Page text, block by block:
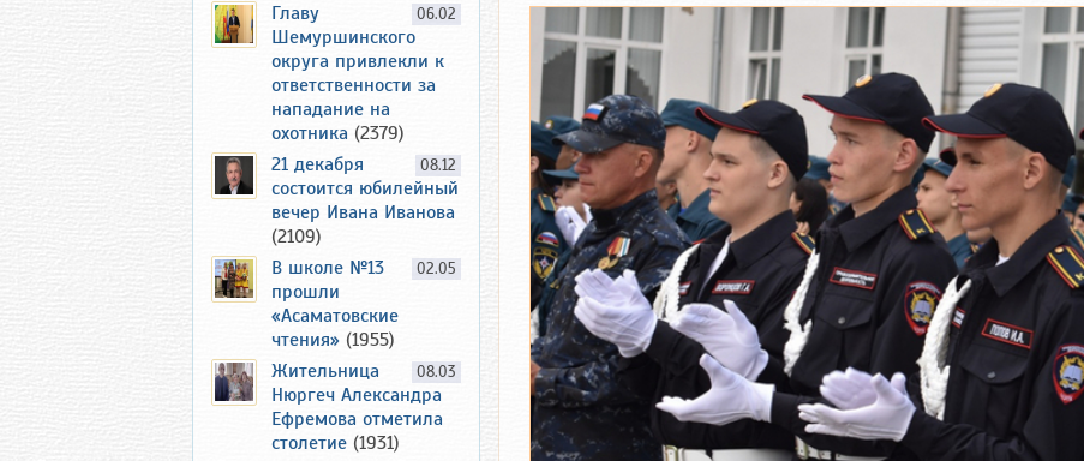
06.02
Главу
Шемуршинского
округа привлекли к
ответственности за
нападание на
охотника (2379)
08.12
21 декабря
состоится юбилейный
вечер Ивана Иванова
(2109)
02.05
В школе №13
прошли
«Асаматовские
чтения» (1955)
08.03
Жительница
Нюргеч Александра
Ефремова отметила
столетие (1931)